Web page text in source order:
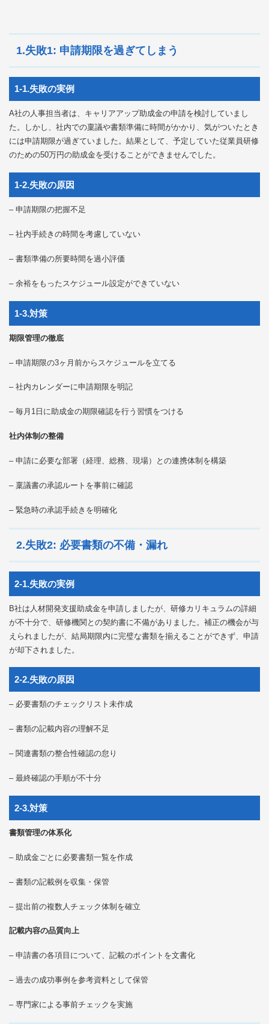
1.失敗1: 申請期限を過ぎてしまう
1-1.失敗の実例
A社の人事担当者は、キャリアアップ助成金の申請を検討していまし
た。しかし、社内での稟議や書類準備に時間がかかり、気がついたとき
には申請期限が過ぎていました。結果として、予定していた従業員研修
のための50万円の助成金を受けることができませんでした。
1-2.失敗の原因
– 申請期限の把握不足
– 社内手続きの時間を考慮していない
– 書類準備の所要時間を過小評価
– 余裕をもったスケジュール設定ができていない
1-3.対策
期限管理の徹底
– 申請期限の3ヶ月前からスケジュールを立てる
– 社内カレンダーに申請期限を明記
– 毎月1日に助成金の期限確認を行う習慣をつける
社内体制の整備
– 申請に必要な部署（経理、総務、現場）との連携体制を構築
– 稟議書の承認ルートを事前に確認
– 緊急時の承認手続きを明確化
2.失敗2: 必要書類の不備・漏れ
2-1.失敗の実例
B社は人材開発支援助成金を申請しましたが、研修カリキュラムの詳細
が不十分で、研修機関との契約書に不備がありました。補正の機会が与
えられましたが、結局期限内に完璧な書類を揃えることができず、申請
が却下されました。
2-2.失敗の原因
– 必要書類のチェックリスト未作成
– 書類の記載内容の理解不足
– 関連書類の整合性確認の怠り
– 最終確認の手順が不十分
2-3.対策
書類管理の体系化
– 助成金ごとに必要書類一覧を作成
– 書類の記載例を収集・保管
– 提出前の複数人チェック体制を確立
記載内容の品質向上
– 申請書の各項目について、記載のポイントを文書化
– 過去の成功事例を参考資料として保管
– 専門家による事前チェックを実施